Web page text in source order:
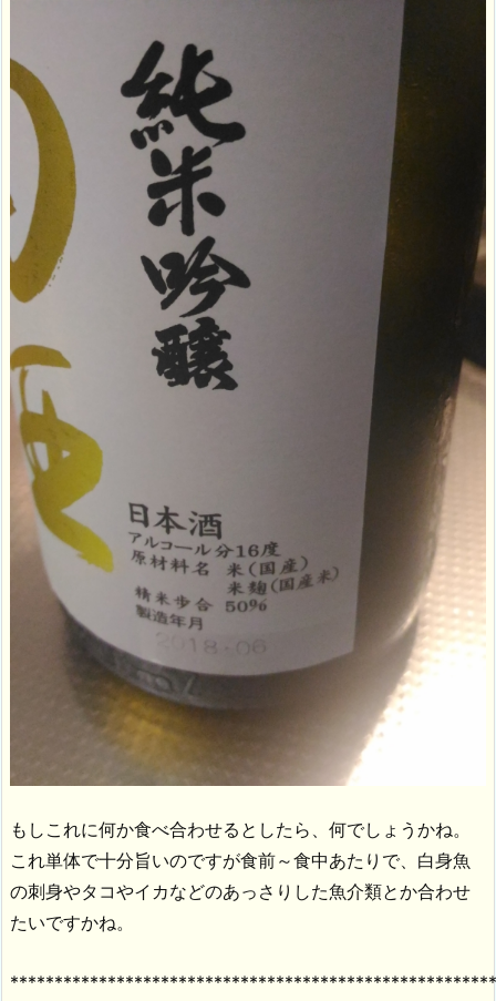
もしこれに何か食べ合わせるとしたら、何でしょうかね。
これ単体で十分旨いのですが食前～食中あたりで、白身魚
の刺身やタコやイカなどのあっさりした魚介類とか合わせ
たいですかね。